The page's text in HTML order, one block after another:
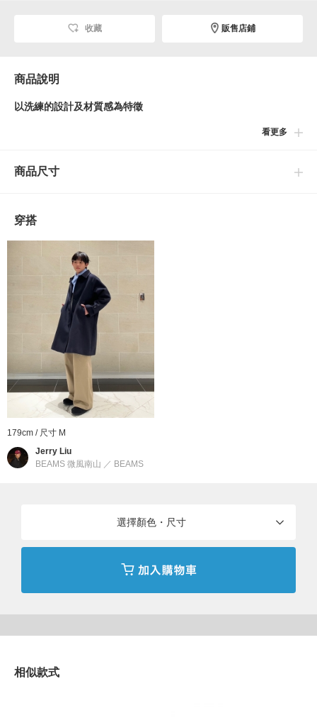
收藏 販售店鋪
商品說明
以洗練的設計及材質感為特徵
覆蓋至膝部，營造出典雅印象。
■細節
性。此外，袖口亦附有可調節鈕釦，可防止冷天時的熱氣從身上流
以寬版的輪廓為特徵，提供舒適的穿著體驗。可遮蓋至膝部的衣長
同時能夠修飾整體的線條。
■材質
使用羊毛調的聚酯纖維麥爾登呢製作。與羊毛麥爾登呢相比重量較
輕，密度也較高，提供良好的保暖性。同時具備挺度，能夠保持外
型的輪廓。硬挺的質地及柔軟的穿著感極具魅力，能夠在寒冷的時
期舒適度過。
同，如實際商品有色差之情況敬請見諒。
※請參考與實品顏色較為接近的商品單品照。
BEAMS
釋追求日常中舒適的穿著。加入了各種世界趨勢流行元素，以運動
頭等混合穿搭。提案出屬於BEAMS的美式休閒文化風格。
看更多
商品尺寸
穿搭
179cm / 尺寸 M
Jerry Liu
BEAMS 微風南山 ／ BEAMS
選擇顏色・尺寸
相似款式